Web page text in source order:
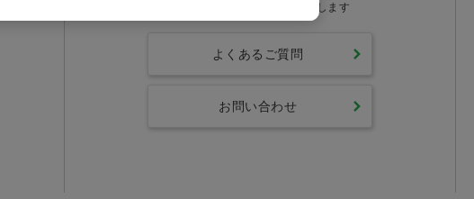
翌営業時間より順次対応いたします
よくあるご質問
お問い合わせ